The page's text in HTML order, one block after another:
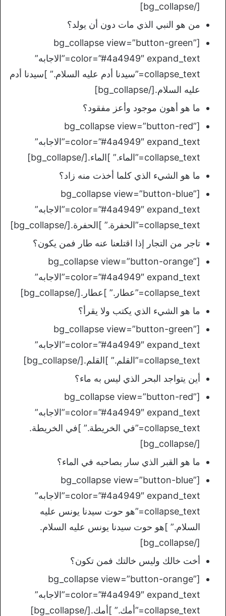
[/bg_collapse]
من هو النبي الذي مات دون أن يولد؟
[bg_collapse view=”button-green”
color=”#4a4949″ expand_text=”الاجابه”
collapse_text=”سيدنا أدم عليه السلام.” ]سيدنا أدم
عليه السلام.[/bg_collapse]
ما هو أهون موجود وأعز مفقود؟
[bg_collapse view=”button-red”
color=”#4a4949″ expand_text=”الاجابه”
collapse_text=”الماء.” ]الماء.[/bg_collapse]
ما هو الشيء الذي كلما أخذت منه زاد؟
[bg_collapse view=”button-blue”
color=”#4a4949″ expand_text=”الاجابه”
collapse_text=”الحفرة.” ]الحفرة.[/bg_collapse]
تاجر من التجار إذا اقتلعنا عنه طار فمن يكون؟
[bg_collapse view=”button-orange”
color=”#4a4949″ expand_text=”الاجابه”
collapse_text=”عطار.” ]عطار.[/bg_collapse]
ما هو الشيء الذي يكتب ولا يقرأ؟
[bg_collapse view=”button-green”
color=”#4a4949″ expand_text=”الاجابه”
collapse_text=”القلم.” ]القلم.[/bg_collapse]
أين يتواجد البحر الذي ليس به ماء؟
[bg_collapse view=”button-red”
color=”#4a4949″ expand_text=”الاجابه”
collapse_text=”في الخريطة.” ]في الخريطة.
[/bg_collapse]
ما هو القبر الذي سار بصاحبه في الماء؟
[bg_collapse view=”button-blue”
color=”#4a4949″ expand_text=”الاجابه”
collapse_text=”هو حوت سيدنا يونس عليه
السلام.” ]هو حوت سيدنا يونس عليه السلام.
[/bg_collapse]
أخت خالك وليس خالتك فمن تكون؟
[bg_collapse view=”button-orange”
color=”#4a4949″ expand_text=”الاجابه”
collapse_text=”أمك.” ]أمك.[/bg_collapse]